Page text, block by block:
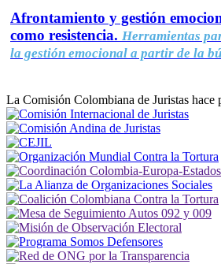
Afrontamiento y gestión
como resistencia. Herramientas
la gestión emocional a partir de la
La Comisión Colombiana de Juristas hace